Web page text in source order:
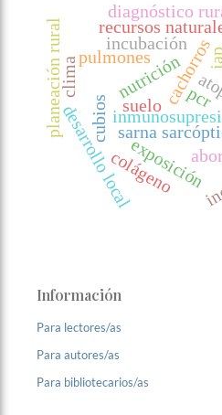
sarna
exposición
nutricióncachorros
colágeno
recursos
desarrollo local
diagnóstico
planeación rural pulmones
pcr
cubios
incubación
clima
suelo
Información
Para lectores/as
Para autores/as
Para bibliotecarios/as